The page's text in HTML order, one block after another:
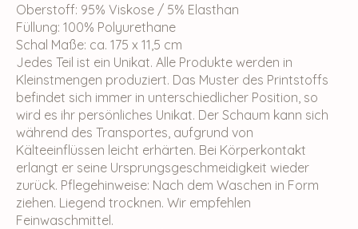
Oberstoff: 95% Viskose / 5% Elasthan
Füllung: 100% Polyurethane
Schal Maße: ca. 175 x 11,5 cm
Jedes Teil ist ein Unikat. Alle Produkte werden in
Kleinstmengen produziert. Das Muster des Printstoffs
befindet sich immer in unterschiedlicher Position, so
wird es ihr persönliches Unikat. Der Schaum kann sich
während des Transportes, aufgrund von
Kälteeinflüssen leicht erhärten. Bei Körperkontakt
erlangt er seine Ursprungsgeschmeidigkeit wieder
zurück. Pflegehinweise: Nach dem Waschen in Form
ziehen. Liegend trocknen. Wir empfehlen
Feinwaschmittel.